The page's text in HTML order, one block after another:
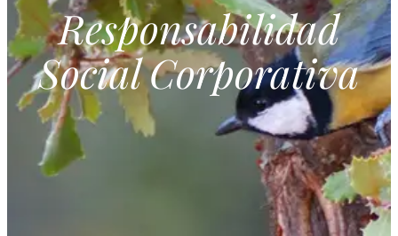
Responsabilidad
Social Corporativa